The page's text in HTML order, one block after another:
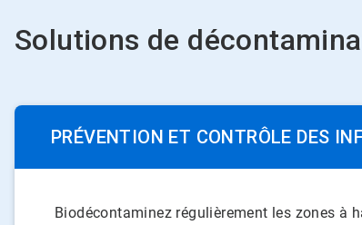
Solutions de
PRÉVENTION ET CONTRÔLE DES
Biodécontaminez régulièrement les zones à